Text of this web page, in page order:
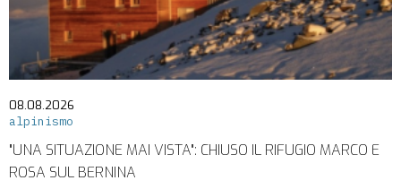
08.08.2026
alpinismo
"UNA SITUAZIONE MAI VISTA": CHIUSO IL RIFUGIO MARCO E
ROSA SUL BERNINA